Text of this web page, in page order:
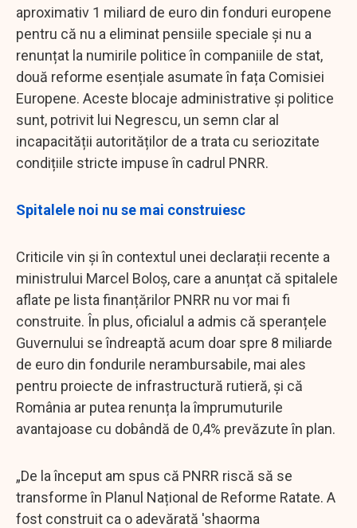
aproximativ 1 miliard de euro din fonduri europene
pentru că nu a eliminat pensiile speciale și nu a
renunțat la numirile politice în companiile de stat,
două reforme esențiale asumate în fața Comisiei
Europene. Aceste blocaje administrative și politice
sunt, potrivit lui Negrescu, un semn clar al
incapacității autorităților de a trata cu seriozitate
condițiile stricte impuse în cadrul PNRR.
Spitalele noi nu se mai construiesc
Criticile vin și în contextul unei declarații recente a
ministrului Marcel Boloș, care a anunțat că spitalele
aflate pe lista finanțărilor PNRR nu vor mai fi
construite. În plus, oficialul a admis că speranțele
Guvernului se îndreaptă acum doar spre 8 miliarde
de euro din fondurile nerambursabile, mai ales
pentru proiecte de infrastructură rutieră, și că
România ar putea renunța la împrumuturile
avantajoase cu dobândă de 0,4% prevăzute în plan.
„De la început am spus că PNRR riscă să se
transforme în Planul Național de Reforme Ratate. A
fost construit ca o adevărată 'shaorma